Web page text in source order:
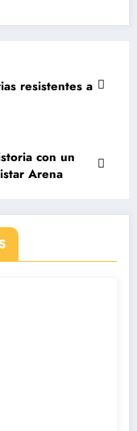
resistentes a
con un
Arena